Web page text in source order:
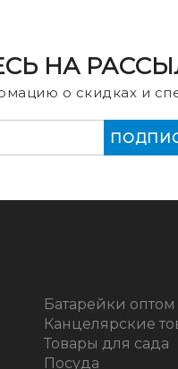
НА
о скидках и
Батарейки оптом
Канцелярские
Товары для сада
Посуда